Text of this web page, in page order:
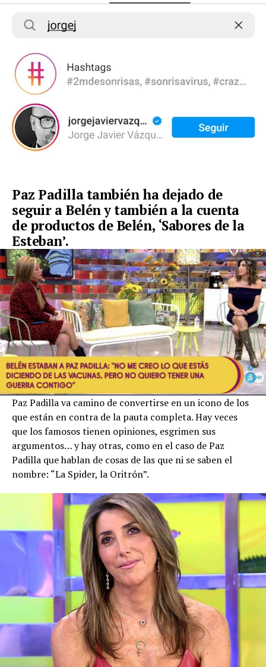
Paz Padilla también ha dejado de
seguir a Belén y también a la cuenta
de productos de Belén, ‘Sabores de la
Esteban’.
Paz Padilla va camino de convertirse en un icono de los
que están en contra de la pauta completa. Hay veces
que los famosos tienen opiniones, esgrimen sus
argumentos… y hay otras, como en el caso de Paz
Padilla que hablan de cosas de las que ni se saben el
nombre: “La Spider, la Oritrón”.